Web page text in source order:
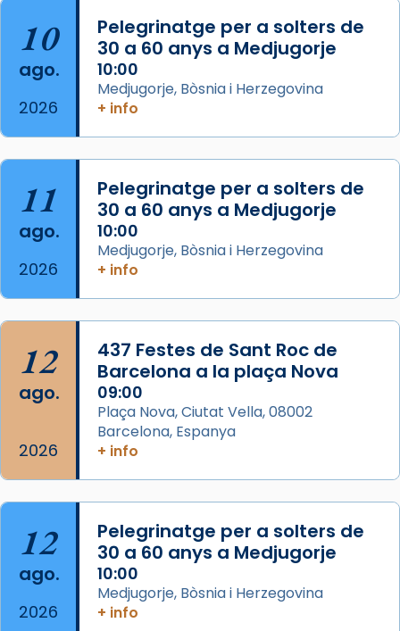
Arquebisbat de Barcelona
2 weeks ago
Memòria de les santes Juliana i
Acompanyant la història de sant Cugat, a
partir de l’Edat Mitjana sorgeix la tradició
que les santes Juliana (“relatiu a Júlia”) i
Semproniana (“relatiu a Semprònia =
eterna”) són deixebles seves. I l’any 1667, el
frare Joan Gaspar Roig, afirma en una obra
que les santes són filles de l’antiga Iluro.
Mataró en reivindicarà les relíq
Foto
View on Facebook · Share
10
ago.
2026
Pelegrinatge per a solters de
30 a 60 anys a Medjugorje
10:00
Medjugorje, Bòsnia i Herzegovina
+ info
11
ago.
2026
Pelegrinatge per a solters de
30 a 60 anys a Medjugorje
10:00
Medjugorje, Bòsnia i Herzegovina
+ info
12
ago.
2026
437 Festes de Sant Roc de
Barcelona a la plaça Nova
09:00
Plaça Nova, Ciutat Vella, 08002
Barcelona, Espanya
+ info
12
ago.
2026
Pelegrinatge per a solters de
30 a 60 anys a Medjugorje
10:00
Medjugorje, Bòsnia i Herzegovina
+ info